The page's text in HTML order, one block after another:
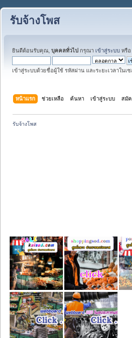
รับจ้างโพส
ยินดีต้อนรับคุณ, บุคคลทั่วไป กรุณา เข้าสู่ระบบ หรือ
เข้าสู่ระบบด้วยชื่อผู้ใช้ รหัสผ่าน และระยะเวลาในเ
หน้าแรก ช่วยเหลือ ค้นหา เข้าสู่ระบบ สมั
รับจ้างโพส